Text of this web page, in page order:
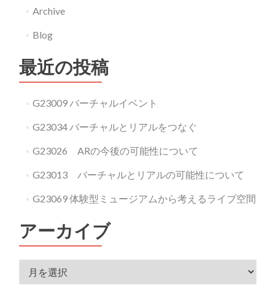
Archive
Blog
最近の投稿
G23009 バーチャルイベント
G23034 バーチャルとリアルをつなぐ
G23026 ARの今後の可能性について
G23013 バーチャルとリアルの可能性について
G23069 体験型ミュージアムから考えるライブ空間
アーカイブ
アーカイブ